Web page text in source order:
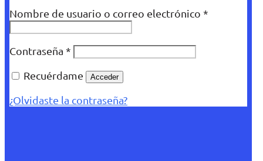
Nombre de usuario o correo electrónico *
Contraseña *
Recuérdame
Acceder
¿Olvidaste la contraseña?